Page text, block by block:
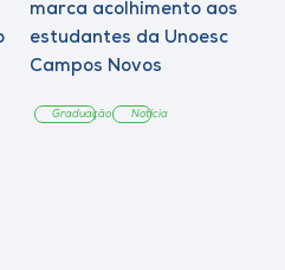
marca acolhimento aos
estudantes da Unoesc
Campos Novos
Graduação Notícia